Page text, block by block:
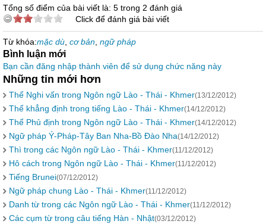
Tổng số điểm của bài viết là: 5 trong 2 đánh giá
Click để đánh giá bài viết
Từ khóa:mặc dù cơ bản ngữ pháp
Bình luận mới
Bạn cần đăng nhập thành viên để sử dụng chức năng này
Những tin mới hơn
Thể Nghi vấn trong Ngôn ngữ Lào - Thái - Khmer(13/12/2012)
Thể khẳng định trong tiếng Lào - Thái - Khmer(14/12/2012)
Thể Phủ định trong Ngôn ngữ Lào - Thái - Khmer(14/12/2012)
Ngữ pháp Ý-Pháp-Tây Ban Nha-Bồ Đào Nha(14/12/2012)
Thì trong các Ngôn ngữ Lào - Thái - Khmer(11/12/2012)
Hô cách trong Ngôn ngữ Lào - Thái - Khmer(11/12/2012)
Tiếng Brunei(07/12/2012)
Ngữ pháp chung Lào - Thái - Khmer(11/12/2012)
Danh từ trong các Ngôn ngữ Lào - Thái - Khmer(11/12/2012)
Các cụm từ trong câu tiếng Hàn - Nhật(03/12/2012)